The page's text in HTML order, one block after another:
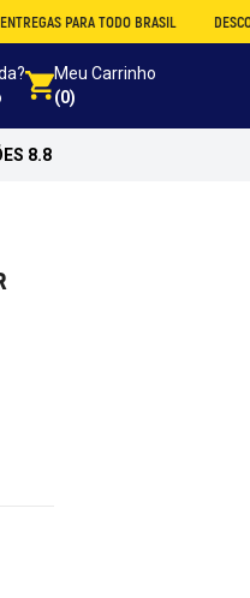
TODO BRASIL DESCONTO NO
Meu Carrinho
(0)
8.8